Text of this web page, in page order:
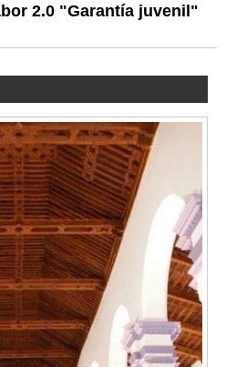
2.0 "Garantía juvenil"